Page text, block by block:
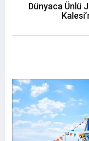
Dünyaca Ünlü